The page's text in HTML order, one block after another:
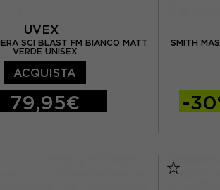
UVEX
SCI BLAST FM BIANCO MATT
VERDE UNISEX
ACQUISTA
79,95€
SMITH
-